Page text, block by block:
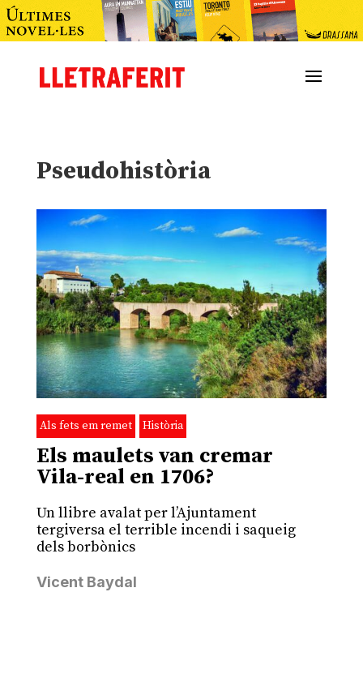
Pseudohistòria
Als fets em remet Història
Els maulets van cremar
Vila-real en 1706?
Un llibre avalat per l’Ajuntament
tergiversa el terrible incendi i saqueig
dels borbònics
Vicent Baydal